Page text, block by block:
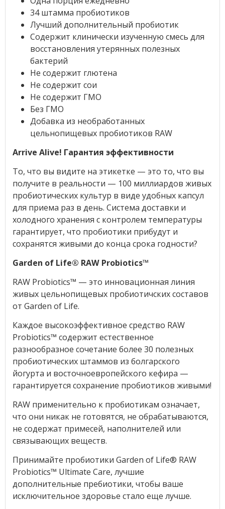
34 штамма пробиотиков
Лучший дополнительный пробиотик
Содержит клинически изученную смесь для
восстановления утерянных полезных
бактерий
Не содержит глютена
Не содержит сои
Не содержит ГМО
Без ГМО
Добавка из необработанных
цельнопищевых пробиотиков RAW
Arrive Alive! Гарантия эффективности
То, что вы видите на этикетке — это то, что вы
получите в реальности — 100 миллиардов живых
пробиотических культур в виде удобных капсул
для приема раз в день. Система доставки и
холодного хранения с контролем температуры
гарантирует, что пробиотики прибудут и
сохранятся живыми до конца срока годности?
Garden of Life® RAW Probiotics™
RAW Probiotics™ — это инновационная линия
живых цельнопищевых пробиотичских составов
от Garden of Life.
Каждое высокоэффективное средство RAW
Probiotics™ содержит естественное
разнообразное сочетание более 30 полезных
пробиотических штаммов из болгарского
йогурта и восточноевропейского кефира —
гарантируется сохранение пробиотиков живыми!
RAW применительно к пробиотикам означает,
что они никак не готовятся, не обрабатываются,
не содержат примесей, наполнителей или
связывающих веществ.
Принимайте пробиотики Garden of Life® RAW
Probiotics™ Ultimate Care, лучшие
дополнительные пребиотики, чтобы ваше
исключительное здоровье стало еще лучше.